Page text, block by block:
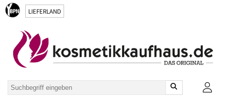
LIEFERLAND